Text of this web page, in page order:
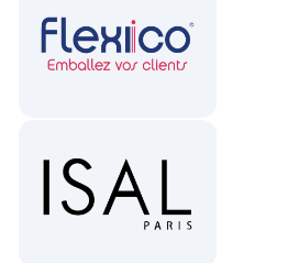
leads générés en 3
mois